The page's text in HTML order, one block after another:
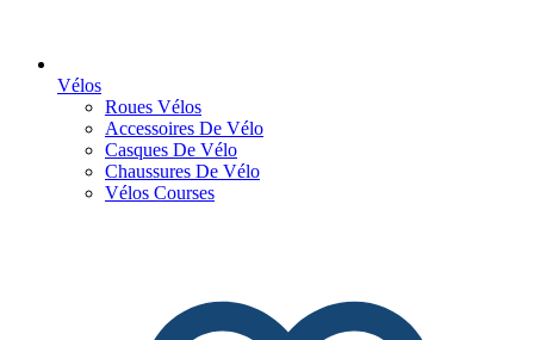
Vélos
Roues Vélos
Accessoires De Vélo
Casques De Vélo
Chaussures De Vélo
Vélos Courses